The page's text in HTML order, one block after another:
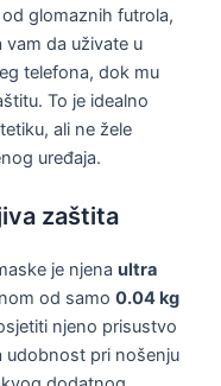
glomaznih futrola,
da uživate u
telefona, dok mu
To je idealno
ali ne žele
uređaja.
zaštita
je njena ultra
od samo 0.04 kg
njeno prisustvo
udobnost pri nošenju